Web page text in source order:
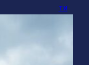
ти